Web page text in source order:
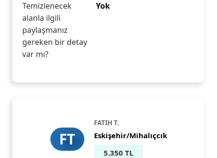
Temizlenecek
alanla ilgili
paylaşmanız
gereken bir detay
var mı?
Yok
FT
FATIH T.
Eskişehir/Mihalıçcık
5.350 TL